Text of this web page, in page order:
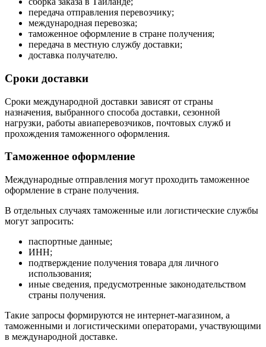
передача отправления перевозчику;
международная перевозка;
таможенное оформление в стране получения;
передача в местную службу доставки;
доставка получателю.
Сроки доставки
Сроки международной доставки зависят от страны
назначения, выбранного способа доставки, сезонной
нагрузки, работы авиаперевозчиков, почтовых служб и
прохождения таможенного оформления.
Таможенное оформление
Международные отправления могут проходить таможенное
оформление в стране получения.
В отдельных случаях таможенные или логистические службы
могут запросить:
паспортные данные;
ИНН;
подтверждение получения товара для личного
использования;
иные сведения, предусмотренные законодательством
страны получения.
Такие запросы формируются не интернет-магазином, а
таможенными и логистическими операторами, участвующими
в международной доставке.